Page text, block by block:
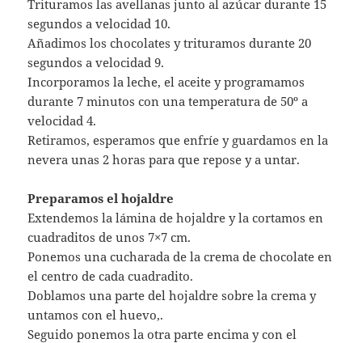
Trituramos las avellanas junto al azúcar durante 15
segundos a velocidad 10.
Añadimos los chocolates y trituramos durante 20
segundos a velocidad 9.
Incorporamos la leche, el aceite y programamos
durante 7 minutos con una temperatura de 50º a
velocidad 4.
Retiramos, esperamos que enfríe y guardamos en la
nevera unas 2 horas para que repose y a untar.
Preparamos el hojaldre
Extendemos la lámina de hojaldre y la cortamos en
cuadraditos de unos 7×7 cm.
Ponemos una cucharada de la crema de chocolate en
el centro de cada cuadradito.
Doblamos una parte del hojaldre sobre la crema y
untamos con el huevo,.
Seguido ponemos la otra parte encima y con el